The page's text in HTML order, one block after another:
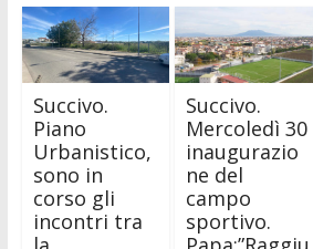
Succivo.
Piano
Urbanistico,
sono in
corso gli
incontri tra
Succivo.
Mercoledì 30
inaugurazio
ne del
campo
sportivo.